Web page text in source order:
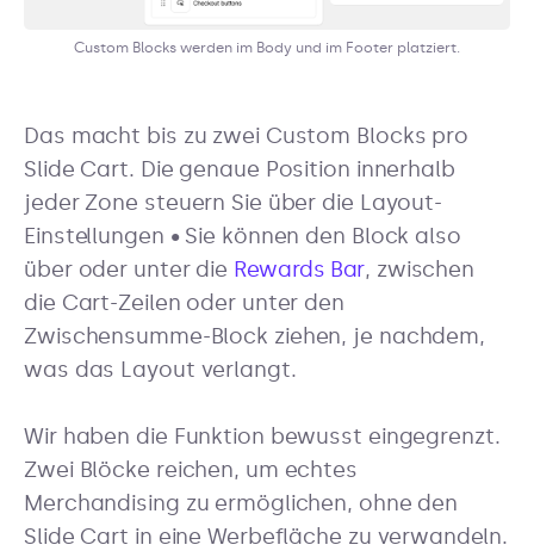
Custom Blocks werden im Body und im Footer platziert.
Das macht bis zu zwei Custom Blocks pro
Slide Cart. Die genaue Position innerhalb
jeder Zone steuern Sie über die Layout-
Einstellungen • Sie können den Block also
über oder unter die Rewards Bar, zwischen
die Cart-Zeilen oder unter den
Zwischensumme-Block ziehen, je nachdem,
was das Layout verlangt.
Wir haben die Funktion bewusst eingegrenzt.
Zwei Blöcke reichen, um echtes
Merchandising zu ermöglichen, ohne den
Slide Cart in eine Werbefläche zu verwandeln.